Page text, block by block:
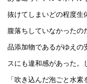
抜けてしまいどの程度生
腹落ちしていなかったの
品添加物であるがゆえの
スにも違和感があった。
「吹き込んだ泡ごと水